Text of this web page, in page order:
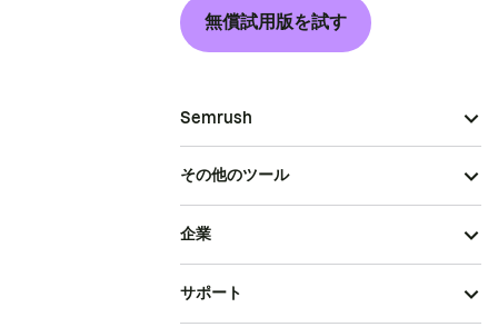
無償試用版を試す
Semrush
その他のツール
企業
サポート